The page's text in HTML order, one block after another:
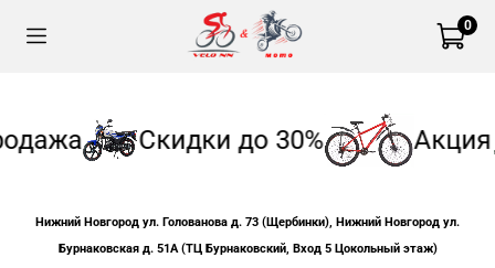
0
Скидки до 30% Акция
Нижний Новгород ул. Голованова д. 73 (Щербинки), Нижний Новгород ул.
Бурнаковская д. 51А (ТЦ Бурнаковский, Вход 5 Цокольный этаж)